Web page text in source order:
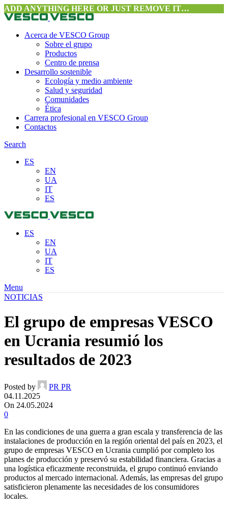
ADD ANYTHING HERE OR JUST REMOVE IT…
Acerca de VESCO Group
Sobre el grupo
Productos
Centro de prensa
Desarrollo sostenible
Ecología y medio ambiente
Salud y seguridad
Comunidades
Ética
Carrera profesional en VESCO Group
Contactos
Search
ES
EN
UA
IT
ES
ES
EN
UA
IT
ES
Menu
NOTICIAS
El grupo de empresas VESCO
en Ucrania resumió los
resultados de 2023
Posted by
PR PR
04.11.2025
On 24.05.2024
0
En las condiciones de una guerra a gran escala y transferencia de las
instalaciones de producción en la región oriental del país en 2023, el
grupo de empresas VESCO en Ucrania cumplió por completo los
planes de producción y preservó su estabilidad financiera. Gracias a
una logística eficazmente reconstruida, el grupo continuó enviando
productos al mercado internacional. Además, las empresas del grupo
satisficieron plenamente las necesidades de los consumidores
locales.